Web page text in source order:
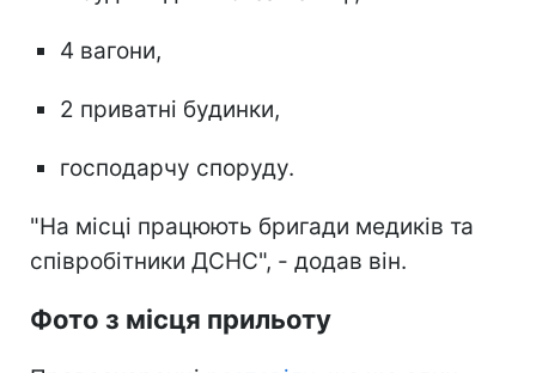
4 вагони,
2 приватні будинки,
господарчу споруду.
"На місці працюють бригади медиків та
співробітники ДСНС", - додав він.
Фото з місця прильоту